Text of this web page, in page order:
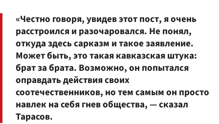
«Честно говоря, увидев этот пост, я очень
расстроился и разочаровался. Не понял,
откуда здесь сарказм и такое заявление.
Может быть, это такая кавказская штука:
брат за брата. Возможно, он попытался
оправдать действия своих
соотечественников, но тем самым он просто
навлек на себя гнев общества, — сказал
Тарасов.